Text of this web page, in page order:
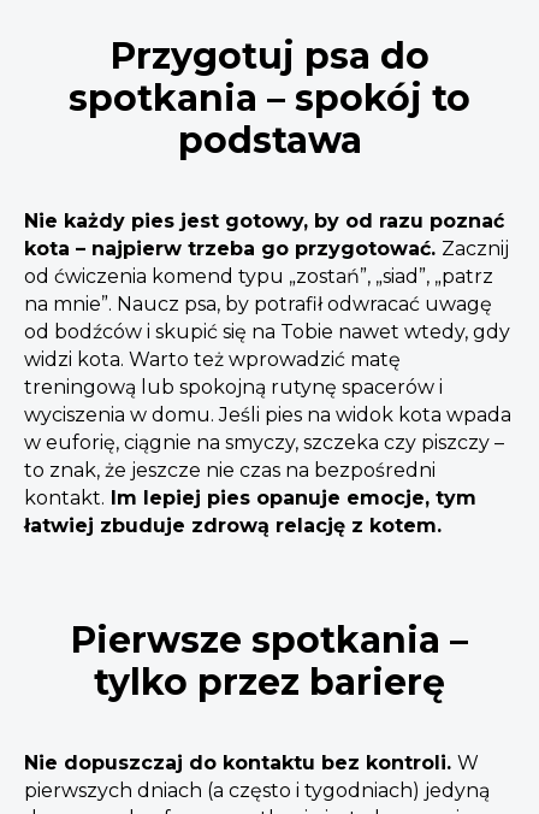
Przygotuj psa do
spotkania – spokój to
podstawa
Nie każdy pies jest gotowy, by od razu poznać
kota – najpierw trzeba go przygotować. Zacznij
od ćwiczenia komend typu „zostań”, „siad”, „patrz
na mnie”. Naucz psa, by potrafił odwracać uwagę
od bodźców i skupić się na Tobie nawet wtedy, gdy
widzi kota. Warto też wprowadzić matę
treningową lub spokojną rutynę spacerów i
wyciszenia w domu. Jeśli pies na widok kota wpada
w euforię, ciągnie na smyczy, szczeka czy piszczy –
to znak, że jeszcze nie czas na bezpośredni
kontakt. Im lepiej pies opanuje emocje, tym
łatwiej zbuduje zdrową relację z kotem.
Pierwsze spotkania –
tylko przez barierę
Nie dopuszczaj do kontaktu bez kontroli. W
pierwszych dniach (a często i tygodniach) jedyną